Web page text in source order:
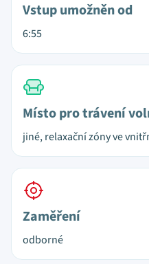
Vstup umožněn od
6:55
Místo pro trávení
jiné, relaxační zóny ve
Zaměření
odborné